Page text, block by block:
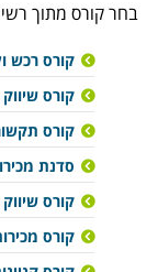
בחר קורס מתוך
קורס רכש
קורס שיווק
קורס
סדנת
קורס
קורס